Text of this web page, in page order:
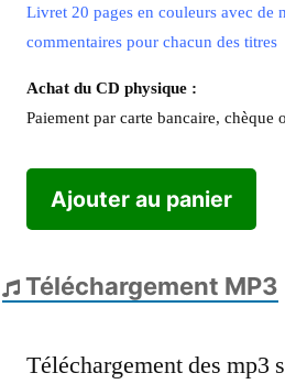
Livret 20 pages en couleurs avec de
commentaires pour chacun des titres
Achat du CD physique :
Paiement par carte bancaire, chèque
Ajouter au panier
Téléchargement MP3
Téléchargement des mp3